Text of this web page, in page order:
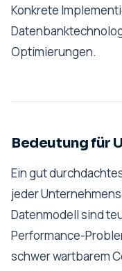
Konkrete
Optimierungen.
Bedeutung für
Ein gut
jeder
Datenmodell sind
Performance-
schwer wartbarem